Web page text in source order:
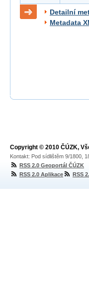
Detailní
Metadata
Copyright © 2010 ČÚZK,
Kontakt: Pod sídlištěm 9/1800,
RSS 2.0 Geoportál ČÚZK
RSS 2.0 Aplikace
RSS